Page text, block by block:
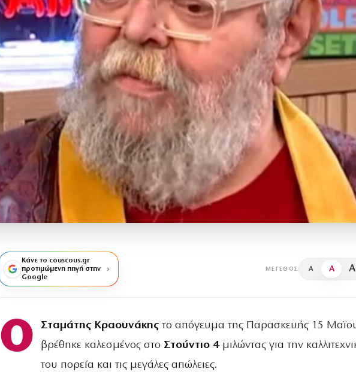
Κάνε το couscous.gr
προτιμώμενη πηγή στην
Google
ΜΈΓΕΘΟΣ A A A
Ο Σταμάτης Κραουνάκηςτο απόγευμα της Παρασκευής 15
βρέθηκε καλεσμένος στο Στούντιο 4μιλώντας για την
του πορεία και τις μεγάλες απώλειες.